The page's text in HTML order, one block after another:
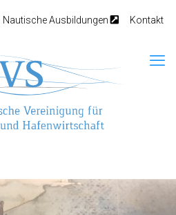
Nautische Ausbildungen Kontakt